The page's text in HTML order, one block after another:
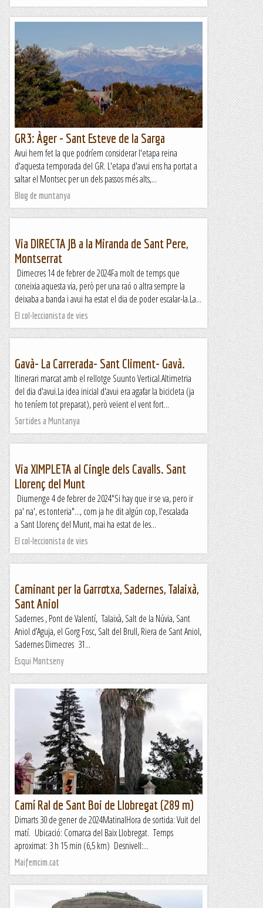
GR3: Àger - Sant Esteve de la Sarga
Avui hem fet la que podríem considerar l'etapa reina
d'aquesta temporada del GR. L'etapa d'avui ens ha portat a
saltar el Montsec per un dels passos més alts,...
Blog de muntanya
Via DIRECTA JB a la Miranda de Sant Pere,
Montserrat
Dimecres 14 de febrer de 2024Fa molt de temps que
coneixia aquesta via, però per una raó o altra sempre la
deixaba a banda i avui ha estat el dia de poder escalar-la.La...
El col·leccionista de vies
Gavà- La Carrerada- Sant Climent- Gavà.
Itinerari marcat amb el rellotge Suunto Vertical.Altimetria
del dia d'avui.La idea inicial d'avui era agafar la bicicleta (ja
ho teníem tot preparat), però veient el vent fort...
Sortides a Muntanya
Via XIMPLETA al Cingle dels Cavalls. Sant
Llorenç del Munt
Diumenge 4 de febrer de 2024"Si hay que ir se va, pero ir
pa' na', es tonteria"..., com ja he dit algún cop, l'escalada
a Sant Llorenç del Munt, mai ha estat de les...
El col·leccionista de vies
Caminant per la Garrotxa, Sadernes, Talaixà,
Sant Aniol
Sadernes , Pont de Valentí, Talaixà, Salt de la Núvia, Sant
Aniol d’Aguja, el Gorg Fosc, Salt del Brull, Riera de Sant Aniol,
Sadernes Dimecres 31...
Esqui Montseny
Camí Ral de Sant Boi de Llobregat (289 m)
Dimarts 30 de gener de 2024MatinalHora de sortida: Vuit del
matí. Ubicació: Comarca del Baix Llobregat. Temps
aproximat: 3 h 15 min (6,5 km) Desnivell:...
Maifemcim.cat